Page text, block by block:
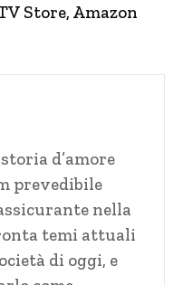
Store, Amazon
d’amore
prevedibile
nella
temi attuali
di oggi, e